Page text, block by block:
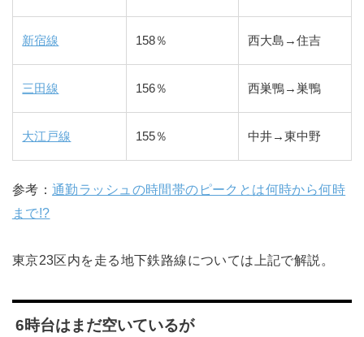
新宿線 158％ 西大島→住吉
三田線 156％ 西巣鴨→巣鴨
大江戸線 155％ 中井→東中野
参考：通勤ラッシュの時間帯のピークとは何時から何時
まで!?
東京23区内を走る地下鉄路線については上記で解説。
6時台はまだ空いているが